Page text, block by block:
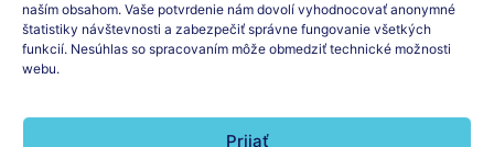
naším obsahom. Vaše potvrdenie nám dovolí vyhodnocovať anonymné
štatistiky návštevnosti a zabezpečiť správne fungovanie všetkých
funkcií. Nesúhlas so spracovaním môže obmedziť technické možnosti
webu.
Prijať